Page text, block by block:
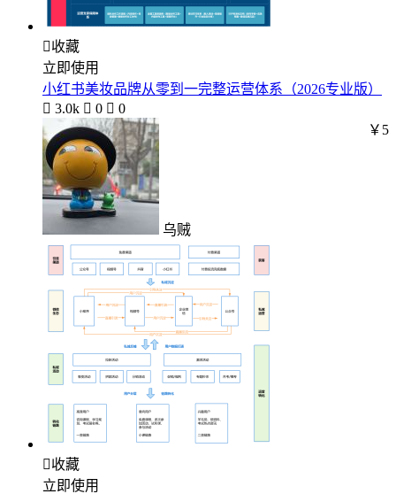
收藏
立即使用
小红书美妆品牌从零到一完整运营体系（2026专业版）
 3.0k  0  0
乌贼
￥5
收藏
立即使用